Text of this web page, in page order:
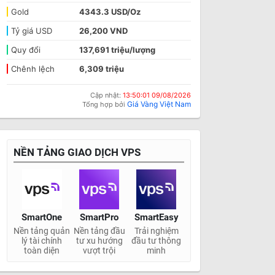
Gold
4343.3 USD/Oz
Tỷ giá USD
26,200 VND
Quy đổi
137,691 triệu/lượng
Chênh lệch
6,309 triệu
Cập nhật: 13:50:01 09/08/2026
Tổng hợp bởi Giá Vàng Việt Nam
NỀN TẢNG GIAO DỊCH VPS
SmartOne SmartPro SmartEasy
Nền tảng quản
lý tài chính
toàn diện
Nền tảng đầu
tư xu hướng
vượt trội
Trải nghiệm
đầu tư thông
minh